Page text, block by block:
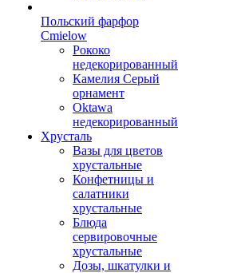
Польский фарфор
Сmielow
Рококо
недекорированный
Камелия Серый
орнамент
Oktawa
недекорированный
Хрусталь
Вазы для цветов
хрустальные
Конфетницы и
салатники
хрустальные
Блюда
сервировочные
хрустальные
Дозы, шкатулки и